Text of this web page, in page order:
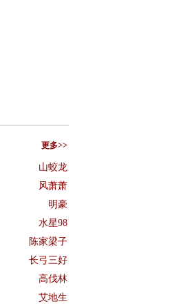
更多>>
山蛟龙
风萧萧
明豪
水星98
陈家梁子
长弓三好
高伐林
艾地生